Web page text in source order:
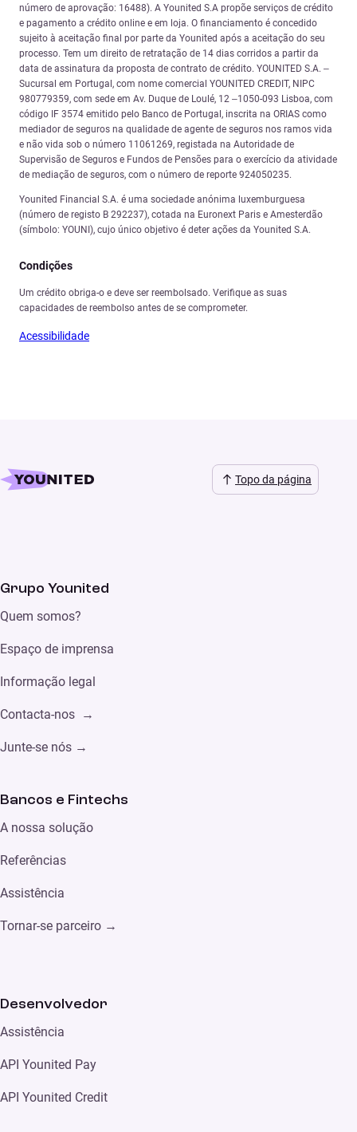
número de aprovação: 16488). A Younited S.A propõe serviços de crédito
e pagamento a crédito online e em loja. O financiamento é concedido
sujeito à aceitação final por parte da Younited após a aceitação do seu
processo. Tem um direito de retratação de 14 dias corridos a partir da
data de assinatura da proposta de contrato de crédito. YOUNITED S.A. –
Sucursal em Portugal, com nome comercial YOUNITED CREDIT, NIPC
980779359, com sede em Av. Duque de Loulé, 12 –1050-093 Lisboa, com
código IF 3574 emitido pelo Banco de Portugal, inscrita na ORIAS como
mediador de seguros na qualidade de agente de seguros nos ramos vida
e não vida sob o número 11061269, registada na Autoridade de
Supervisão de Seguros e Fundos de Pensões para o exercício da atividade
de mediação de seguros, com o número de reporte 924050235.
Younited Financial S.A. é uma sociedade anónima luxemburguesa
(número de registo B 292237), cotada na Euronext Paris e Amesterdão
(símbolo: YOUNI), cujo único objetivo é deter ações da Younited S.A.
Condições
Um crédito obriga-o e deve ser reembolsado. Verifique as suas
capacidades de reembolso antes de se comprometer.
Acessibilidade
Topo da página
Grupo Younited
Quem somos?
Espaço de imprensa
Informação legal
Contacta-nos →
Junte-se nós →
Bancos e Fintechs
A nossa solução
Referências
Assistência
Tornar-se parceiro →
Desenvolvedor
Assistência
API Younited Pay
API Younited Credit